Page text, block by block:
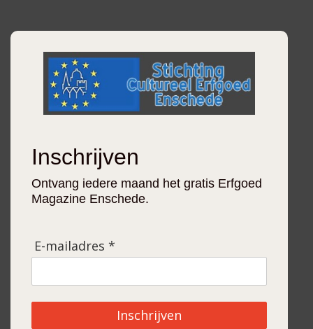
Inschrijven
Ontvang iedere maand het gratis Erfgoed
Magazine Enschede.
E-mailadres *
Inschrijven